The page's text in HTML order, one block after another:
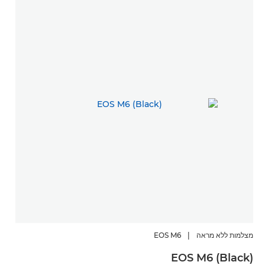
מצלמות ללא מראה EOS M6
EOS M6 (Black)